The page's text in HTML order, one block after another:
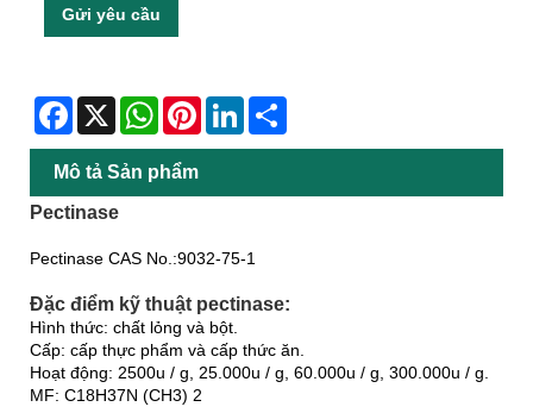
Gửi yêu cầu
Facebook
X WhatsAppPinterestLinkedIn
Mô tả Sản phẩm
Pectinase
Pectinase CAS No.:9032-75-1
Đặc điểm kỹ thuật pectinase:
Hình thức: chất lỏng và bột.
Cấp: cấp thực phẩm và cấp thức ăn.
Hoạt động: 2500u / g, 25.000u / g, 60.000u / g, 300.000u / g.
MF: C18H37N (CH3) 2